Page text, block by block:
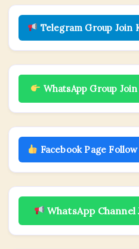
Telegram Group Join
WhatsApp Group
Facebook Page
WhatsApp Channel